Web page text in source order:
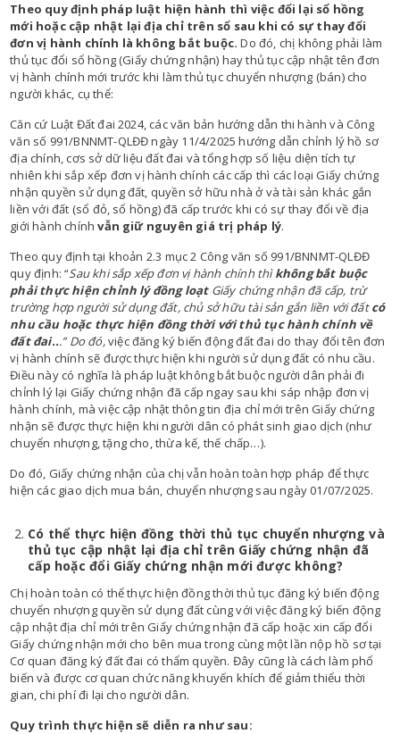
Theo quy định pháp luật hiện hành thì việc đổi lại sổ hồng
mới hoặc cập nhật lại địa chỉ trên sổ sau khi có sự thay đổi
đơn vị hành chính là không bắt buộc.Do đó, chị không phải làm
thủ tục đổi sổ hồng (Giấy chứng nhận) hay thủ tục cập nhật tên đơn
vị hành chính mới trước khi làm thủ tục chuyển nhượng (bán) cho
người khác, cụ thể:
Căn cứ Luật Đất đai 2024, các văn bản hướng dẫn thi hành và Công
văn số 991/BNNMT-QLĐĐ ngày 11/4/2025 hướng dẫn chỉnh lý hồ sơ
địa chính, cơs sở dữ liệu đất đai và tổng hợp số liệu diện tích tự
nhiên khi sắp xếp đơn vị hành chính các cấp thì các loại Giấy chứng
nhận quyền sử dụng đất, quyền sở hữu nhà ở và tài sản khác gắn
liền với đất (sổ đỏ, sổ hồng) đã cấp trước khi có sự thay đổi về địa
giới hành chínhvẫn giữ nguyên giá trị pháp lý.
Theo quy định tại khoản 2.3 mục 2 Công văn số 991/BNNMT-QLĐĐ
quy định: “Sau khi sắp xếp đơn vị hành chính thìkhông bắt buộc
phải thực hiện chỉnh lý đồng loạtGiấy chứng nhận đã cấp, trừ
trường hợp người sử dụng đất, chủ sở hữu tài sản gắn liền với đấtcó
nhu cầu hoặc thực hiện đồng thời với thủ tục hành chính về
đất đai...” Do đó,việc đăng ký biến động đất đai do thay đổi tên đơn
vị hành chính sẽ được thực hiện khi người sử dụng đất có nhu cầu.
Điều này có nghĩa là pháp luật không bắt buộc người dân phải đi
chỉnh lý lại Giấy chứng nhận đã cấp ngay sau khi sáp nhập đơn vị
hành chính, mà việc cập nhật thông tin địa chỉ mới trên Giấy chứng
nhận sẽ được thực hiện khi người dân có phát sinh giao dịch (như
chuyển nhượng, tặng cho, thừa kế, thế chấp…).
Do đó, Giấy chứng nhận của chị vẫn hoàn toàn hợp pháp để thực
hiện các giao dịch mua bán, chuyển nhượng sau ngày 01/07/2025.
Có thể thực hiện đồng thời thủ tục chuyển nhượng và
thủ tục cập nhật lại địa chỉ trên Giấy chứng nhận đã
cấp hoặc đổi Giấy chứng nhận mới được không?
Chị hoàn toàn có thể thực hiện đồng thời thủ tục đăng ký biến động
chuyển nhượng quyền sử dụng đất cùng với việc đăng ký biến động
cập nhật địa chỉ mới trên Giấy chứng nhận đã cấp hoặc xin cấp đổi
Giấy chứng nhận mới cho bên mua trong cùng một lần nộp hồ sơ tại
Cơ quan đăng ký đất đai có thẩm quyền. Đây cũng là cách làm phổ
biến và được cơ quan chức năng khuyến khích để giảm thiểu thời
gian, chi phí đi lại cho người dân.
Quy trình thực hiện sẽ diễn ra như sau: